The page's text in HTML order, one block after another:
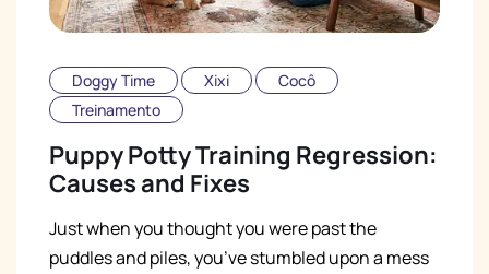
Doggy Time Xixi
Cocô
Treinamento
Puppy Potty Training Regression:
Causes and Fixes
Just when you thought you were past the
puddles and piles, you’ve stumbled upon a mess